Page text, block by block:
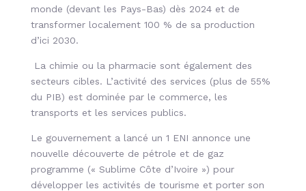
monde (devant les Pays-Bas) dès 2024 et de
transformer localement 100 % de sa production
d’ici 2030.
La chimie ou la pharmacie sont également des
secteurs cibles. L’activité des services (plus de 55%
du PIB) est dominée par le commerce, les
transports et les services publics.
Le gouvernement a lancé un 1 ENI annonce une
nouvelle découverte de pétrole et de gaz
programme (« Sublime Côte d’Ivoire ») pour
développer les activités de tourisme et porter son